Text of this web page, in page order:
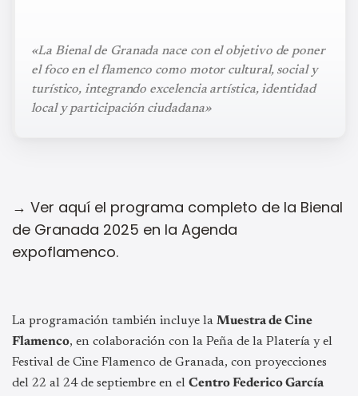
«La Bienal de Granada nace con el objetivo de poner
el foco en el flamenco como motor cultural, social y
turístico, integrando excelencia artística, identidad
local y participación ciudadana»
→ Ver aquí el programa completo de la Bienal
de Granada 2025 en la Agenda
expoflamenco.
La programación también incluye la Muestra de Cine
Flamenco, en colaboración con la Peña de la Platería y el
Festival de Cine Flamenco de Granada, con proyecciones
del 22 al 24 de septiembre en el Centro Federico García